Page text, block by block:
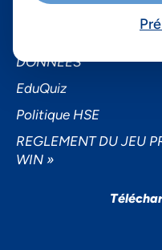
Demande de données
DONNEES
EduQuiz
Politique HSE
REGLEMENT DU JEU
WIN »